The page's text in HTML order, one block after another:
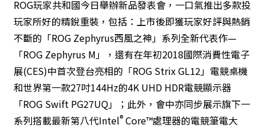
ROG玩家共和國今日舉辦新品發表會，一口氣推出多款投
玩家所好的精銳重裝，包括：上市後即獲玩家好評與熱銷
不斷的「ROG Zephyrus西風之神」系列全新代表作—
「ROG Zephyrus M」，還有在年初2018國際消費性電子
展(CES)中首次登台亮相的「ROG Strix GL12」電競桌機
和世界第一款27吋144Hz的4K UHD HDR電競顯示器
「ROG Swift PG27UQ」；此外，會中亦同步展示旗下一
系列搭載最新第八代Intel®Core™處理器的電競筆電大